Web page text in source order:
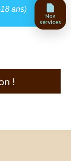
ans)
!
Nos
services